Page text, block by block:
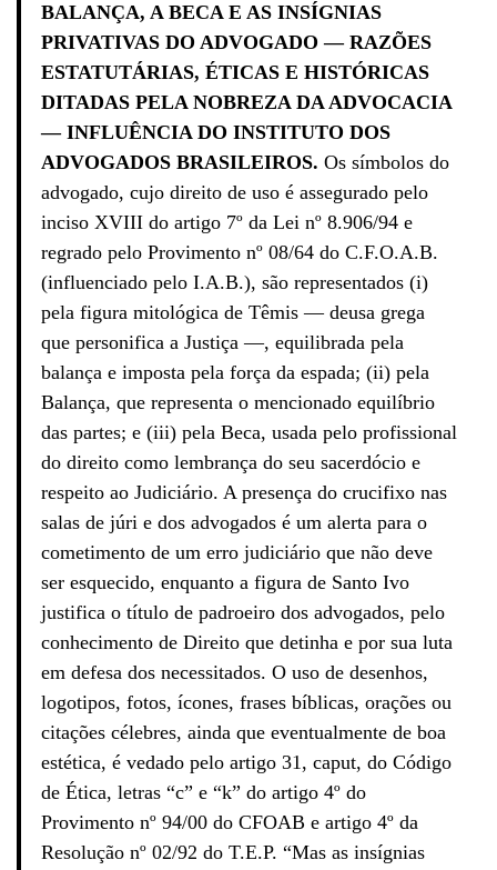
BALANÇA, A BECA E AS INSÍGNIAS
PRIVATIVAS DO ADVOGADO — RAZÕES
ESTATUTÁRIAS, ÉTICAS E HISTÓRICAS
DITADAS PELA NOBREZA DA ADVOCACIA
— INFLUÊNCIA DO INSTITUTO DOS
ADVOGADOS BRASILEIROS. Os símbolos do
advogado, cujo direito de uso é assegurado pelo
inciso XVIII do artigo 7º da Lei nº 8.906/94 e
regrado pelo Provimento nº 08/64 do C.F.O.A.B.
(influenciado pelo I.A.B.), são representados (i)
pela figura mitológica de Têmis — deusa grega
que personifica a Justiça —, equilibrada pela
balança e imposta pela força da espada; (ii) pela
Balança, que representa o mencionado equilíbrio
das partes; e (iii) pela Beca, usada pelo profissional
do direito como lembrança do seu sacerdócio e
respeito ao Judiciário. A presença do crucifixo nas
salas de júri e dos advogados é um alerta para o
cometimento de um erro judiciário que não deve
ser esquecido, enquanto a figura de Santo Ivo
justifica o título de padroeiro dos advogados, pelo
conhecimento de Direito que detinha e por sua luta
em defesa dos necessitados. O uso de desenhos,
logotipos, fotos, ícones, frases bíblicas, orações ou
citações célebres, ainda que eventualmente de boa
estética, é vedado pelo artigo 31, caput, do Código
de Ética, letras “c” e “k” do artigo 4º do
Provimento nº 94/00 do CFOAB e artigo 4º da
Resolução nº 02/92 do T.E.P. “Mas as insígnias